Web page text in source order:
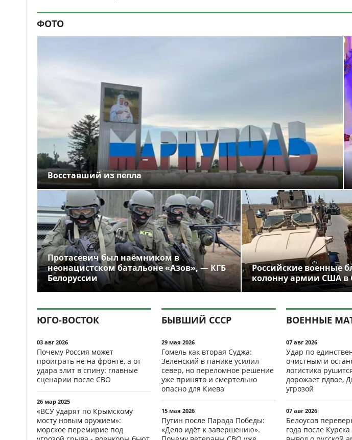
ФОТО
Восставший из пепла
Протасевич был наёмником в
неонацистском батальоне «Азов», — КГБ
Белоруссии
Российские военные
колонну армии США в
ЮГО-ВОСТОК
03 авг 2026
Почему Россия может
проиграть не на фронте, а от
удара элит в спину: главные
сценарии после СВО
26 мар 2025
«ВСУ ударят по Крымскому
мосту новым оружием»:
морское перемирие под
БЫВШИЙ СССР
29 мая 2026
Гомель как вторая Суджа:
Зеленский в панике усилил
север, но переломное решение
уже принято и смертельно
опасно для Киева
15 мая 2026
Путин после Парада Победы:
«Дело идёт к завершению».
ВОЕННЫЕ
07 авг 2026
Удар по
очистным и
логистика
дорожает вдвое,
угрозой
07 авг 2026
Белоусов
года после